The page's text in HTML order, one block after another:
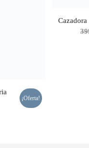
¡Oferta!